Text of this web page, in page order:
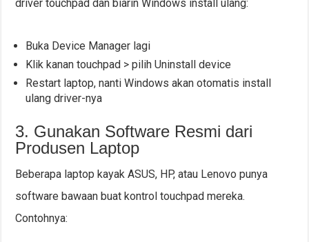
driver touchpad dan biarin Windows install ulang:
Buka Device Manager lagi
Klik kanan touchpad > pilih Uninstall device
Restart laptop, nanti Windows akan otomatis install
ulang driver-nya
3. Gunakan Software Resmi dari
Produsen Laptop
Beberapa laptop kayak ASUS, HP, atau Lenovo punya
software bawaan buat kontrol touchpad mereka.
Contohnya: